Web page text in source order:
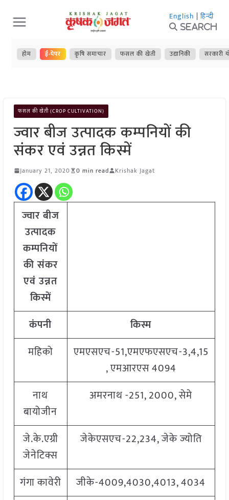
Skip
to
content
English | हिन्दी
Search
होम ई-पेपर कृषि समाचार फसल की खेती उद्यानिकी सरकारी
फसल की खेती (CROP CULTIVATION)
ज्वार बीज उत्पादक कम्पनियों की
संकर एवं उन्नत किस्में
January 21, 2020 0 min read Krishak Jagat
ज्वार बीज
उत्पादक
कम्पनियों
की संकर
एवं उन्नत
किस्में
कंपनी
किस्म
महिको
एमएसएच-51,एमएफएसएच-3,4,15
, एमआरएस 4094
नाथ
बायोजीन
अमरनाथ -251, 2000, सेमे
जे.के.एग्री
जेनेटिक्स
जेकेएसएच-22,234, जेके ज्योति
गंगा कावेरी
जीके-4009,4030,4013, 4034